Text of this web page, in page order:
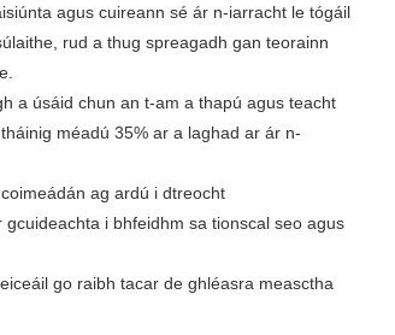
agus cuireann sé ár n-iarracht le tógáil
rud a thug spreagadh gan teorainn
a úsáid chun an t-am a thapú agus teacht
méadú 35% ar a laghad ar ár n-
ag ardú i dtreocht
i bhfeidhm sa tionscal seo agus
go raibh tacar de ghléasra measctha